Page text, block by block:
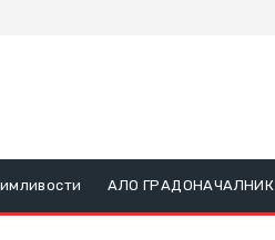
АЛО ГРАДОНАЧАЛНИК